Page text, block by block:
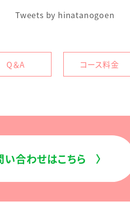
Tweets by hinatanogoen
Q＆A コース料金
い合わせはこちら〉